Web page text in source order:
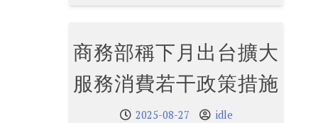
商務部稱下月出台擴大
服務消費若干政策措施
2025-08-27 idle